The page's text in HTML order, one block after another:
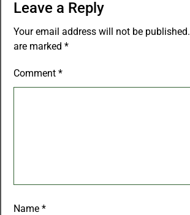
Leave a Reply
Your email address will not be published.
are marked *
Comment *
Name *